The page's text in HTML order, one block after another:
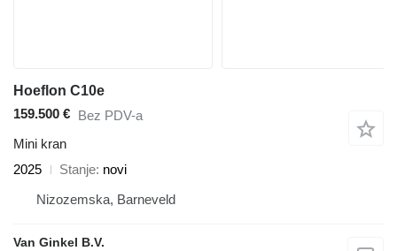
Hoeflon C10e
159.500 € Bez PDV-a
Mini kran
2025
Stanje novi
Nizozemska, Barneveld
Van Ginkel B.V.